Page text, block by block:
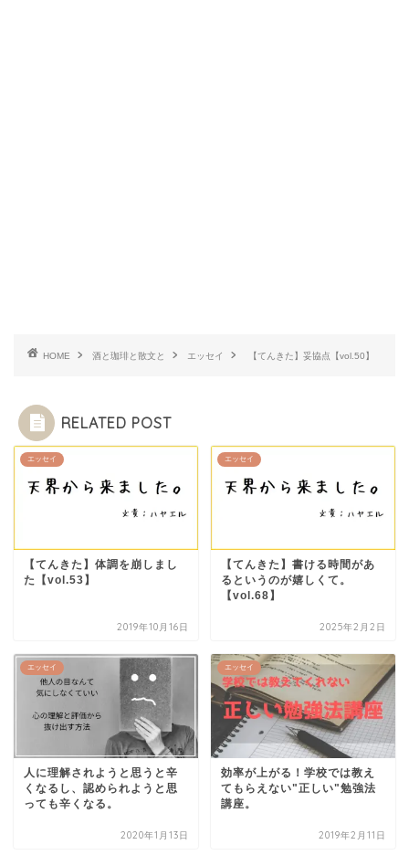
HOME 酒と珈琲と散文と エッセイ 【てんきた】妥協点【vol.50】
RELATED POST
エッセイ
【てんきた】体調を崩しまし
た【vol.53】
2019年10月16日
エッセイ
【てんきた】書ける時間があ
るというのが嬉しくて。
【vol.68】
2025年2月2日
エッセイ
人に理解されようと思うと辛
くなるし、認められようと思
っても辛くなる。
2020年1月13日
エッセイ
効率が上がる！学校では教え
てもらえない"正しい"勉強法
講座。
2019年2月11日